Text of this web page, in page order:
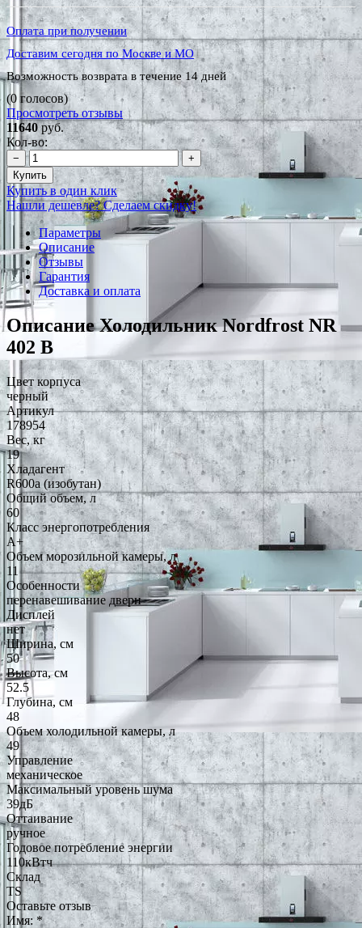
Оплата при получении
Доставим сегодня по Москве и МО
Возможность возврата в течение 14 дней
(0 голосов)
Просмотреть отзывы
11640руб.
Кол-во:
−
+
Купить
Купить в один клик
Нашли дешевле? Сделаем скидку!
Параметры
Описание
Отзывы
Гарантия
Доставка и оплата
Описание Холодильник Nordfrost NR
402 B
Цвет корпуса
черный
Артикул
178954
Вес, кг
19
Хладагент
R600a (изобутан)
Общий объем, л
60
Класс энергопотребления
A+
Объем морозильной камеры, л
11
Особенности
перенавешивание двери
Дисплей
нет
Ширина, см
50
Высота, см
52.5
Глубина, см
48
Объем холодильной камеры, л
49
Управление
механическое
Максимальный уровень шума
39дБ
Оттаивание
ручное
Годовое потребление энергии
110кВтч
Склад
TS
Оставьте отзыв
Имя: *